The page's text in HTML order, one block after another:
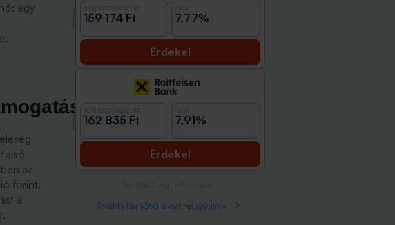
egy
az
forint,
a
159 174 Ft 7,77%
Érdekel
162 835 Ft 7,91%
Érdekel
További Bank360 lakáshitel ajánlatok